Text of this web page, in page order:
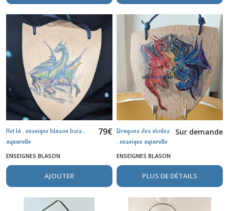
Het là , enseigne blason bois ,
aquarelle
79€
ENSEIGNES BLASON
AJOUTER
Dragons des etoiles
, enseigne aqiarelle
sur bois
Sur demande
ENSEIGNES BLASON
PLUS DE DÉTAILS